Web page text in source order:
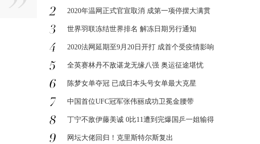
2020年温网正式官宣取消 成第一项停摆大满贯
世界羽联冻结世界排名 解冻日期另行通知
2020法网延期至9月20日开打 成首个受疫情影响
全英赛林丹不敌谌龙无缘八强 奥运征途堪忧
陈梦女单夺冠 已成日本头号女单最大克星
中国首位UFC冠军张伟丽成功卫冕金腰带
丁宁不敌伊藤美诚 0比11遭到完爆国乒一姐输得
网坛大佬回归！克里斯特尔斯复出